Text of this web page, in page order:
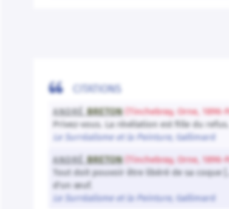
 CITATIONS
ANDRÉBRETON(Tinchebray, Orne, 1896-
Privez-vous. La révélation est fille du refus.
Le Surréalisme et la Peinture, Gallimard
ANDRÉBRETON(Tinchebray, Orne, 1896-
Tout doit pouvoir être libéré de sa coque
d'un œuf.
Le Surréalisme et la Peinture, Gallimard